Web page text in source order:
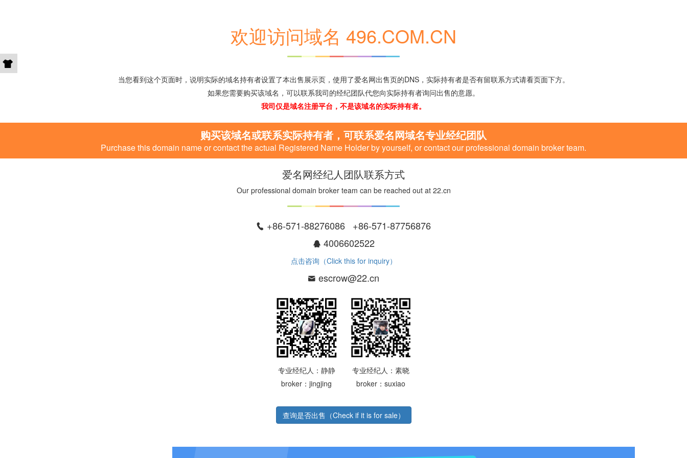
欢迎访问域名 496.COM.CN
当您看到这个页面时，说明实际的域名持有者设置了本出售展示页，使用了爱名网出售页的DNS，实际持有者是否有留联系方式请看页面下方。
如果您需要购买该域名，可以联系我司的经纪团队代您向实际持有者询问出售的意愿。
我司仅是域名注册平台，不是该域名的实际持有者。
购买该域名或联系实际持有者，可联系爱名网域名专业经纪团队
Purchase this domain name or contact the actual Registered Name Holder by yourself, or contact our professional domain broker team.
爱名网经纪人团队联系方式
Our professional domain broker team can be reached out at 22.cn
+86-571-88276086 +86-571-87756876
4006602522
点击咨询（Click this for inquiry）
escrow@22.cn
专业经纪人：静静
broker：jingjing
专业经纪人：素晓
broker：suxiao
查询是否出售（Check if it is for sale）